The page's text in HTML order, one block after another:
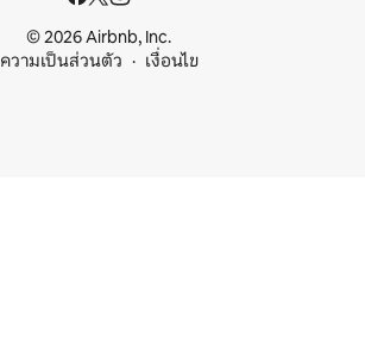
© 2026 Airbnb, Inc.
ความเป็นส่วนตัว
เงื่อนไข